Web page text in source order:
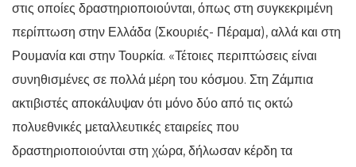
στις οποίες δραστηριοποιούνται, όπως στη συγκεκριμένη
περίπτωση στην Ελλάδα (Σκουριές- Πέραμα), αλλά και στη
Ρουμανία και στην Τουρκία. «Τέτοιες περιπτώσεις είναι
συνηθισμένες σε πολλά μέρη του κόσμου. Στη Ζάμπια
ακτιβιστές αποκάλυψαν ότι μόνο δύο από τις οκτώ
πολυεθνικές μεταλλευτικές εταιρείες που
δραστηριοποιούνται στη χώρα, δήλωσαν κέρδη τα